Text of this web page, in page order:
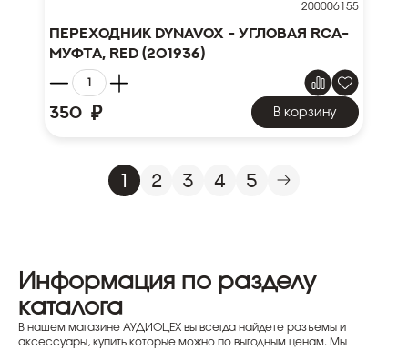
200006155
Переходник DYNAVOX - УГЛОВАЯ RCA-
МУФТА, RED (201936)
350 ₽ В корзину
1 2 3 4 5
Информация по разделу
каталога
В нашем магазине АУДИОЦЕХ вы всегда найдете разъемы и
аксессуары, купить которые можно по выгодным ценам. Мы